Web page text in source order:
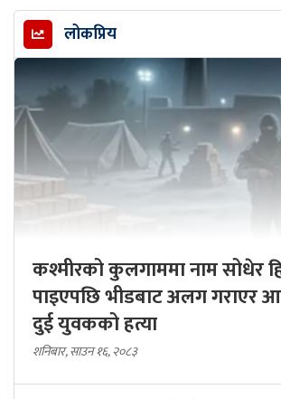
लोकप्रिय
कश्मीरको कुलगाममा नाम सोधेर
पाइएपछि भीडबाट अलग गराएर
दुई युवकको हत्या
शनिबार, साउन १६, २०८३